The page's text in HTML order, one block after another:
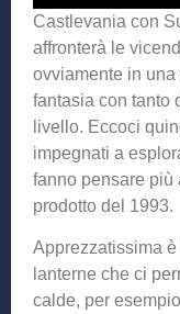
Castlevania con
affronterà le
ovviamente in
fantasia con tanto
livello. Eccoci
impegnati a
fanno pensare più
prodotto del 1993.
Apprezzatissima
lanterne che ci
calde, per